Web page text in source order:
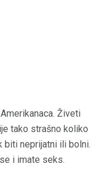
Živeti
tako strašno koliko
biti neprijatni ili bolni.
i imate seks.